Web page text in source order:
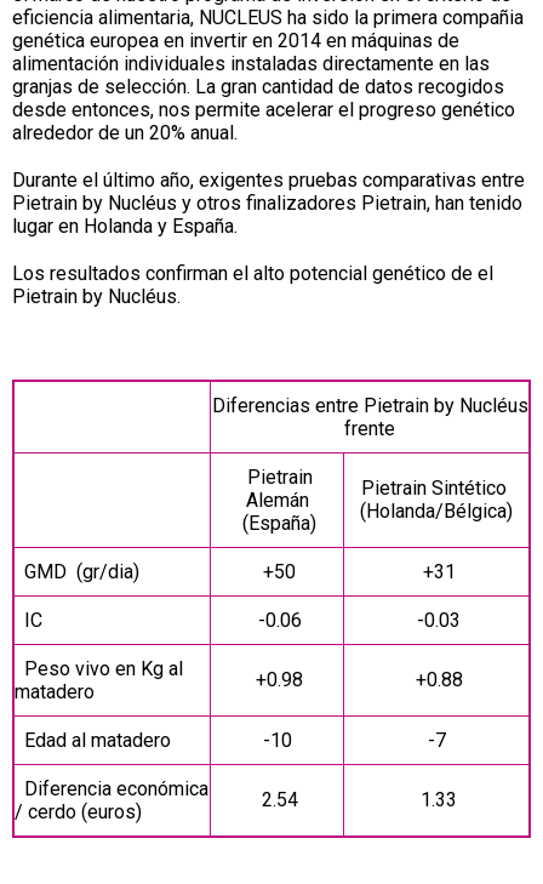
eficiencia alimentaria, NUCLEUS ha sido la primera compañia
genética europea en invertir en 2014 en máquinas de
alimentación individuales instaladas directamente en las
granjas de selección. La gran cantidad de datos recogidos
desde entonces, nos permite acelerar el progreso genético
alrededor de un 20% anual.
Durante el último año, exigentes pruebas comparativas entre
Pietrain by Nucléus y otros finalizadores Pietrain, han tenido
lugar en Holanda y España.
Los resultados confirman el alto potencial genético de el
Pietrain by Nucléus.
Diferencias entre Pietrain by Nucléus
frente
Pietrain
Alemán
(España)
Pietrain Sintético
(Holanda/Bélgica)
GMD (gr/dia) +50 +31
IC -0.06 -0.03
Peso vivo en Kg al
matadero
+0.98 +0.88
Edad al matadero -10 -7
Diferencia económica
/ cerdo (euros)
2.54 1.33